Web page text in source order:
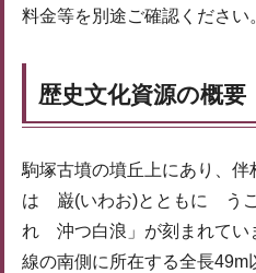
料金等を別途ご確認ください
歴史文化資源の概要
駒塚古墳の墳丘上にあり、
は 巌(いわお)とともに う
れ 沖つ白浪」が刻まれてい
線の南側に所在する全長49m